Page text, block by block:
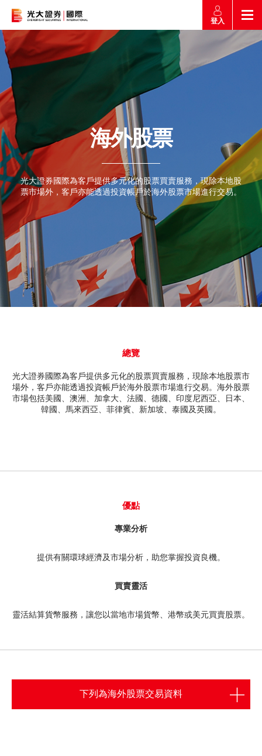
市場快訊
返回
市場快訊
市場概要
股票搜尋
市場資訊
財經日誌
新股上市
市場導航
返回
市場導航
研究報告總覽
投資速遞
外匯攻略
媒體訪問
新股快訊
財富管理
產品
產品
簡介
港股
證券孖展買賣
認購新股
滬港通
深港通
B股
人壽保險及投資相連壽險計劃
幫助
返回
幫助
收費及其他費用
激活您的網上帳戶
常見問題
交易
款項處理
股票處理
光證財富高
產品
技術支援
美股易II
光證財富高 用户指南
聯絡我們
EN 繁 简
登入
海外股票
光大證券國際為客戶提供多元化的股票買賣服務，現除本地股
票市場外，客戶亦能透過投資帳戶於海外股票市場進行交易。
總覽
光大證券國際為客戶提供多元化的股票買賣服務，現除本地股票市
場外，客戶亦能透過投資帳戶於海外股票市場進行交易。海外股票
市場包括美國、澳洲、加拿大、法國、德國、印度尼西亞、日本、
韓國、馬來西亞、菲律賓、新加坡、泰國及英國。
優點
專業分析
提供有關環球經濟及市場分析，助您掌握投資良機。
買賣靈活
靈活結算貨幣服務，讓您以當地市場貨幣、港幣或美元買賣股票。
下列為海外股票交易資料